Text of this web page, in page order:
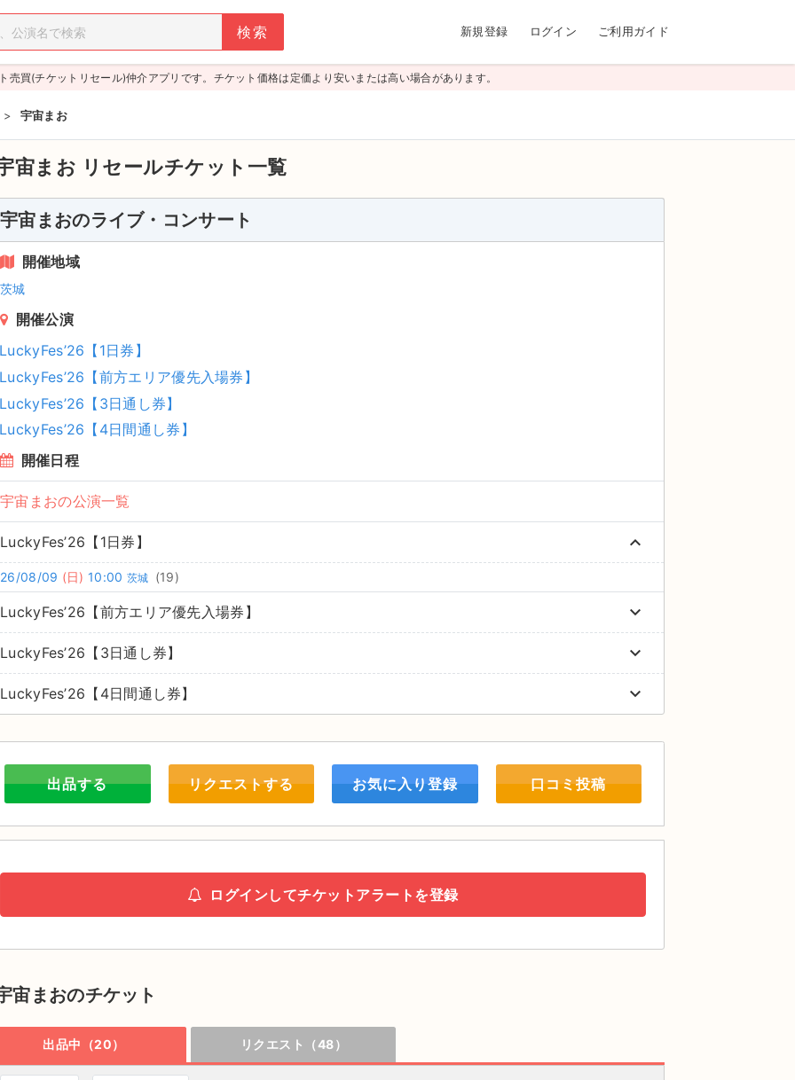
新規登録 ログイン ご利用ガイド
売買(チケットリセール)仲介アプリです。チケット価格は定価より安いまたは高い場合があります。
> 宇宙まお
宙まお リセールチケット一覧
宇宙まおのライブ・コンサート
開催地域
茨城
開催公演
LuckyFes’26【1日券】
LuckyFes’26【前方エリア優先入場券】
LuckyFes’26【3日通し券】
LuckyFes’26【4日間通し券】
開催日程
宇宙まおの公演一覧
LuckyFes’26【1日券】 keyboard_arrow_up
26/08/09 (日) 10:00 茨城 (19)
LuckyFes’26【前方エリア優先入場券】 keyboard_arrow_down
LuckyFes’26【3日通し券】 keyboard_arrow_down
LuckyFes’26【4日間通し券】 keyboard_arrow_down
出品する リクエストする お気に入り登録 口コミ投稿
ログインしてチケットアラートを登録
宙まおのチケット
出品中（20） リクエスト（48）